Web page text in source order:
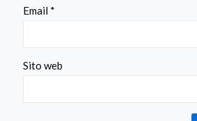
Email *
Sito web